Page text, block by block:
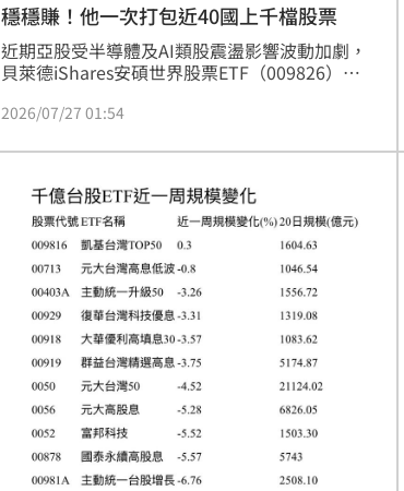
穩穩賺！他一次打包近40國上千檔股票
近期亞股受半導體及AI類股震盪影響波動加劇，
貝萊德iShares安碩世界股票ETF（009826）於7
析，市場修正主因為擁擠交易與高槓桿部位清
股票指數，涵蓋全球近40國、上千檔股票，採市
值加權與不配息累積型設計，讓台灣投資人透過
台股帳戶即可輕鬆布局全球市場，透過廣泛分散
配置，有效降低單一市場波動帶來的風險，為投
資組合提供更穩健的資產配置新選擇。
2026/07/27 01:54